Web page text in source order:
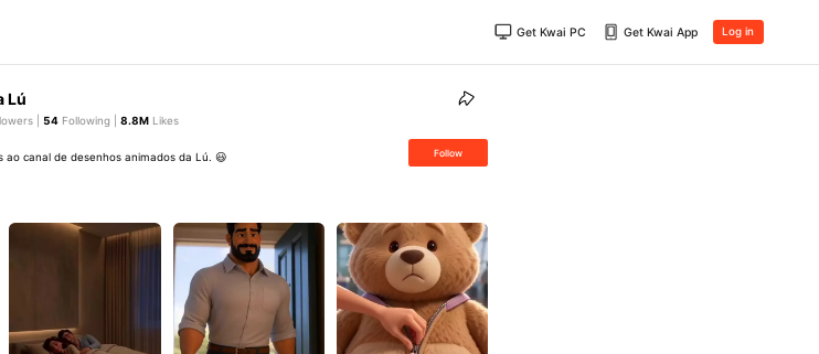
Get Kwai PC Get Kwai App Log in
Lú
|54 Following |8.8M Likes
ao canal de desenhos animados da Lú. 😃
Follow